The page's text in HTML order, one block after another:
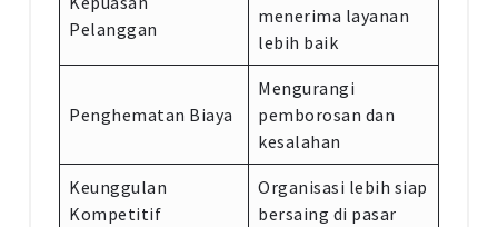
Pelanggan
menerima layanan
lebih baik
Penghematan Biaya
Mengurangi
pemborosan dan
kesalahan
Keunggulan
Kompetitif
Organisasi lebih siap
bersaing di pasar